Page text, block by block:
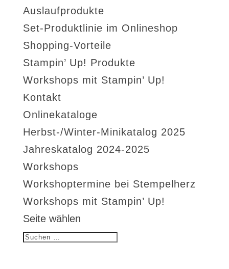
Auslaufprodukte
Set-Produktlinie im Onlineshop
Shopping-Vorteile
Stampin’ Up! Produkte
Workshops mit Stampin’ Up!
Kontakt
Onlinekataloge
Herbst-/Winter-Minikatalog 2025
Jahreskatalog 2024-2025
Workshops
Workshoptermine bei Stempelherz
Workshops mit Stampin’ Up!
Seite wählen